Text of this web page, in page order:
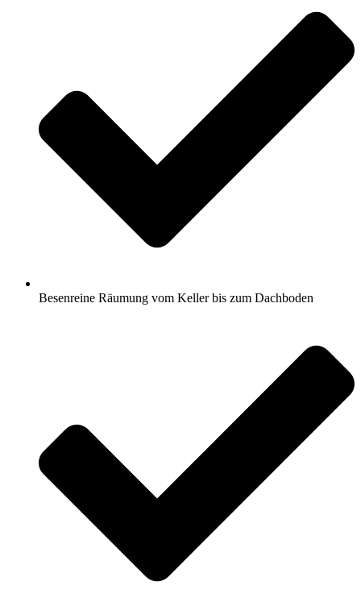
Besenreine Räumung vom Keller bis zum Dachboden